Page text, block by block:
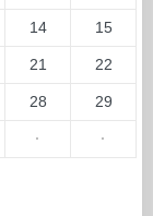
14 15
21 22
28 29
· ·